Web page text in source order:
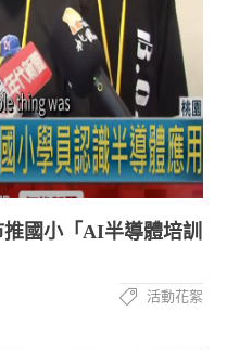
國小「AI半導體培訓
活動花絮